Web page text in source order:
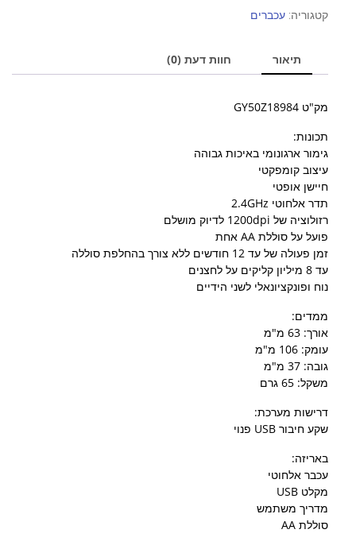
אלחוטי
Lenovo
530
Mouse
קטגוריה: עכברים
תיאור חוות דעת (0)
מק"ט GY50Z18984
תכונות:
גימור ארגונומי באיכות גבוהה
עיצוב קומפקטי
חיישן אופטי
תדר אלחוטי 2.4GHz
רזולוציה של 1200dpi לדיוק מושלם
פועל על סוללת AA אחת
זמן פעולה של עד 12 חודשים ללא צורך בהחלפת סוללה
עד 8 מיליון קליקים על לחצנים
נוח ופונקציונאלי לשני הידיים
ממדים:
אורך: 63 מ"מ
עומק: 106 מ"מ
גובה: 37 מ"מ
משקל: 65 גרם
דרישות מערכת:
שקע חיבור USB פנוי
באריזה:
עכבר אלחוטי
מקלט USB
מדריך משתמש
סוללת AA